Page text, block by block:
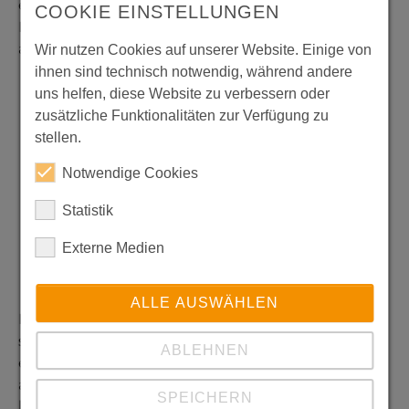
endet jedoch nicht bei den Produkten. Auch die
auf Nachhaltigkeit ausgerichtet. Dazu gehören:
Neueste Wärmedämmstandards
Komplette Hallenüberdachung mit
Photovoltaikanlagen
aus Produkttestläufen
Energieversorgung des gesamten Standorts
Konsequente Trennung und
Wiederverwertung von Reststoffen
Diese Maßnahmen zeigen: Van der Heijden nimmt
seine Verantwortung für Umwelt und Region
ernst. Deshalb beteiligt sich das Unternehmen
auch aktiv an derStandortkampagne der
COOKIE EINSTELLUNGEN
Wir nutzen Cookies auf unserer Website. Einige von
ihnen sind technisch notwendig, während andere
uns helfen, diese Website zu verbessern oder
zusätzliche Funktionalitäten zur Verfügung zu
stellen.
Notwendige Cookies
Statistik
Externe Medien
ALLE AUSWÄHLEN
ABLEHNEN
SPEICHERN